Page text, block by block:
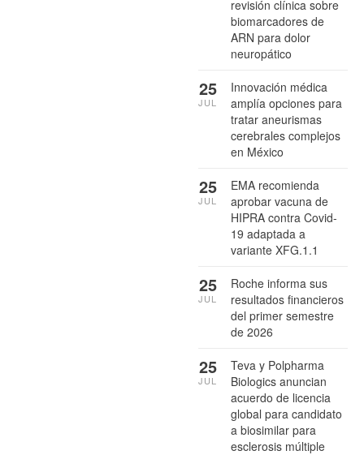
revisión clínica sobre
biomarcadores de
ARN para dolor
neuropático
Innovación médica
amplía opciones para
tratar aneurismas
cerebrales complejos
en México
25
JUL
EMA recomienda
aprobar vacuna de
HIPRA contra Covid-
19 adaptada a
variante XFG.1.1
25
JUL
Roche informa sus
resultados financieros
del primer semestre
de 2026
25
JUL
Teva y Polpharma
Biologics anuncian
acuerdo de licencia
global para candidato
a biosimilar para
esclerosis múltiple
25
JUL